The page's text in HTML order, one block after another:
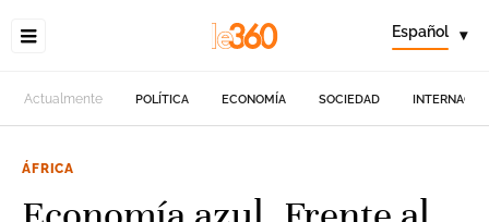
Español ▾
Actualmente POLÍTICA ECONOMÍA SOCIEDAD
ÁFRICA